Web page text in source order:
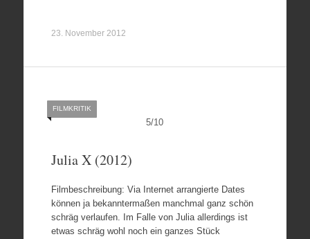
23. November 2012
5/10
FILMKRITIK
Julia X (2012)
Filmbeschreibung: Via Internet arrangierte Dates
können ja bekanntermaßen manchmal ganz schön
schräg verlaufen. Im Falle von Julia allerdings ist
etwas schräg wohl noch ein ganzes Stück